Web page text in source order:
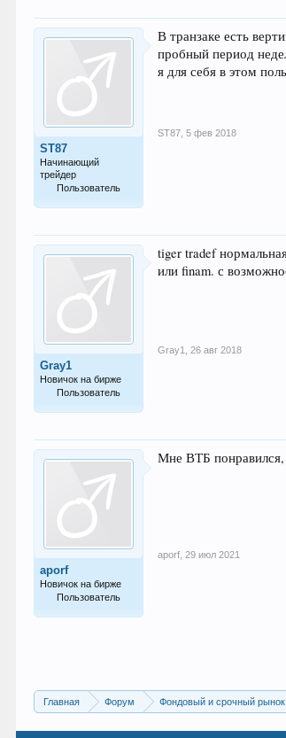
ST87
Начинающий
трейдер
Пользователь
В транзаке есть
пробный период
я для себя в этом
ST87 5 фев 2018
Gray1
Новичок на бирже
Пользователь
tiger tradef
или finam. с
Gray1 26 авг 2018
aporf
Новичок на бирже
Пользователь
Мне ВТБ понравился,
aporf 29 июл 2021
Главная Форум Фондовый и срочный рынок